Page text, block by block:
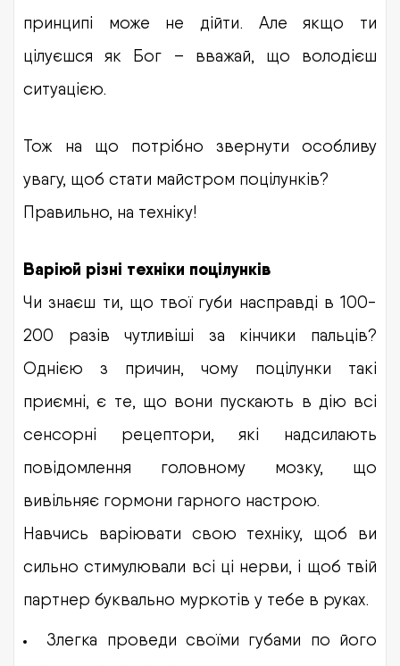
принципі може не дійти. Але якщо ти
цілуєшся як Бог – вважай, що володієш
ситуацією.
Тож на що потрібно звернути особливу
увагу, щоб стати майстром поцілунків?
Правильно, на техніку!
Варіюй різні техніки поцілунків
Чи знаєш ти, що твої губи насправді в 100-
200 разів чутливіші за кінчики пальців?
Однією з причин, чому поцілунки такі
приємні, є те, що вони пускають в дію всі
сенсорні рецептори, які надсилають
повідомлення головному мозку, що
вивільняє гормони гарного настрою.
Навчись варіювати свою техніку, щоб ви
сильно стимулювали всі ці нерви, і щоб твій
партнер буквально муркотів у тебе в руках.
Злегка проведи своїми губами по його